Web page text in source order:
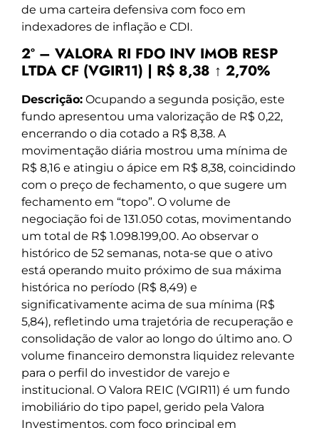
de uma carteira defensiva com foco em
indexadores de inflação e CDI.
2º – VALORA RI FDO INV IMOB RESP
LTDA CF (VGIR11) | R$ 8,38 ↑ 2,70%
Descrição: Ocupando a segunda posição, este
fundo apresentou uma valorização de R$ 0,22,
encerrando o dia cotado a R$ 8,38. A
movimentação diária mostrou uma mínima de
R$ 8,16 e atingiu o ápice em R$ 8,38, coincidindo
com o preço de fechamento, o que sugere um
fechamento em “topo”. O volume de
negociação foi de 131.050 cotas, movimentando
um total de R$ 1.098.199,00. Ao observar o
histórico de 52 semanas, nota-se que o ativo
está operando muito próximo de sua máxima
histórica no período (R$ 8,49) e
significativamente acima de sua mínima (R$
5,84), refletindo uma trajetória de recuperação e
consolidação de valor ao longo do último ano. O
volume financeiro demonstra liquidez relevante
para o perfil do investidor de varejo e
institucional. O Valora REIC (VGIR11) é um fundo
imobiliário do tipo papel, gerido pela Valora
Investimentos, com foco principal em